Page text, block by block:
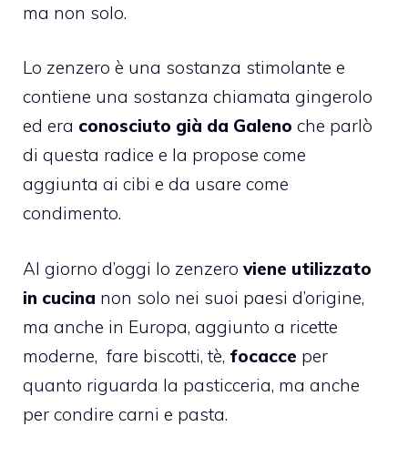
ma non solo.
Lo zenzero è una sostanza stimolante e
contiene una sostanza chiamata gingerolo
ed era conosciuto già da Galeno che parlò
di questa radice e la propose come
aggiunta ai cibi e da usare come
condimento.
Al giorno d’oggi lo zenzero viene utilizzato
in cucina non solo nei suoi paesi d’origine,
ma anche in Europa, aggiunto a ricette
moderne, fare biscotti, tè, focacce per
quanto riguarda la pasticceria, ma anche
per condire carni e pasta.